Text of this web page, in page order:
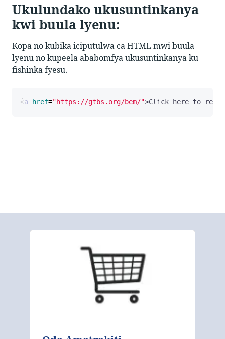
Ukulundako ukusuntinkanya
kwi buula lyenu:
Kopa no kubika iciputulwa ca HTML mwi buula
lyenu no kupeela ababomfya ukusuntinkanya ku
fishinka fyesu.
<a href="https://gtbs.org/bem/">Click here to